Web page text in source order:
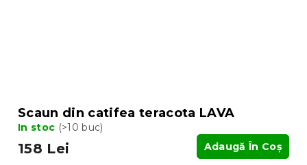
Scaun din catifea teracota LAVA
In stoc (>10 buc)
158 Lei Adaugă În Coş